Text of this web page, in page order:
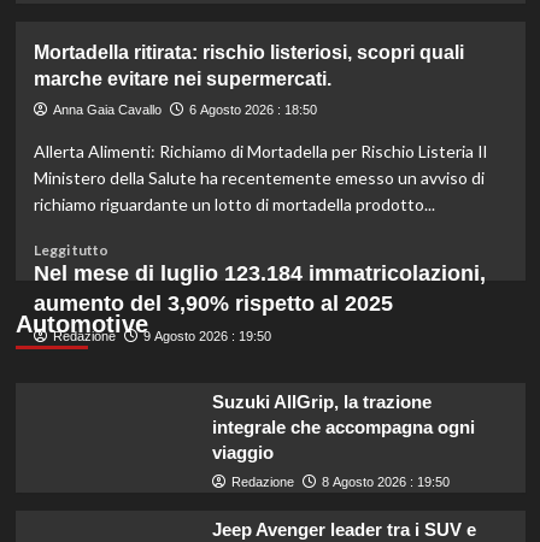
Il
cavallo:
una
indispensabile
per
l’agricoltura
sostenibile.
Mortadella ritirata: rischio listeriosi, scopri quali
marche evitare nei supermercati.
Anna Gaia Cavallo 6 Agosto 2026 : 18:50
Allerta Alimenti: Richiamo di Mortadella per Rischio Listeria Il
Ministero della Salute ha recentemente emesso un avviso di
richiamo riguardante un lotto di mortadella prodotto...
Leggi tuttoLeggi
di
su
Mortadella
Automotive
Nel mese di luglio 123.184 immatricolazioni,
aumento del 3,90% rispetto al 2025
Redazione 9 Agosto 2026 : 19:50
Suzuki AllGrip, la trazione
integrale che accompagna ogni
viaggio
Redazione 8 Agosto 2026 : 19:50
Jeep Avenger leader tra i SUV e